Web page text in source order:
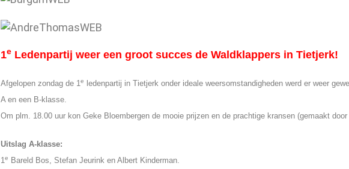
1eLedenpartij weer een groot succes de Waldklappers in Tietjerk!
Afgelopen zondag de 1e
ledenpartij in Tietjerk onder ideale weersomstandigheden werd er weer
A en een B-klasse.
Om plm. 18.00 uur kon Geke Bloembergen de mooie prijzen en de prachtige kransen (gemaakt
Uitslag A-klasse:
1e
Bareld Bos, Stefan Jeurink en Albert Kinderman.